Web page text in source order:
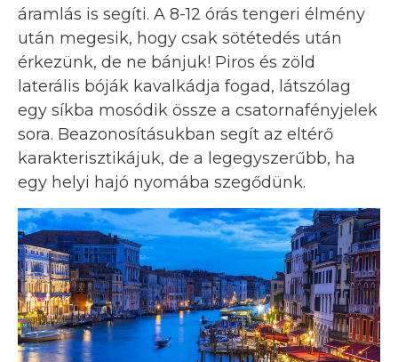
áramlás is segíti. A 8-12 órás tengeri élmény
után megesik, hogy csak sötétedés után
érkezünk, de ne bánjuk! Piros és zöld
laterális bóják kavalkádja fogad, látszólag
egy síkba mosódik össze a csatornafényjelek
sora. Beazonosításukban segít az eltérő
karakterisztikájuk, de a legegyszerűbb, ha
egy helyi hajó nyomába szegődünk.